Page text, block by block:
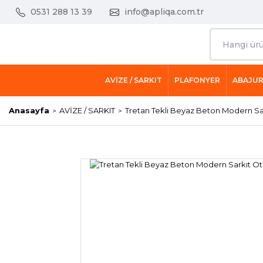
0531 288 13 39 info@apliqa.com.tr
AVİZE / SARKIT PLAFONYER ABAJUR
Anasayfa AVİZE / SARKIT Tretan Tekli Beyaz Beton Modern